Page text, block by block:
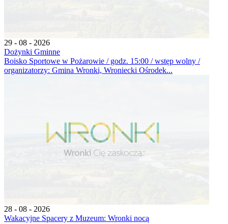
29 - 08 - 2026
Dożynki Gminne
Boisko Sportowe w Pożarowie / godz. 15:00 / wstęp wolny /
organizatorzy: Gmina Wronki, Wroniecki Ośrodek...
28 - 08 - 2026
Wakacyjne Spacery z Muzeum: Wronki nocą